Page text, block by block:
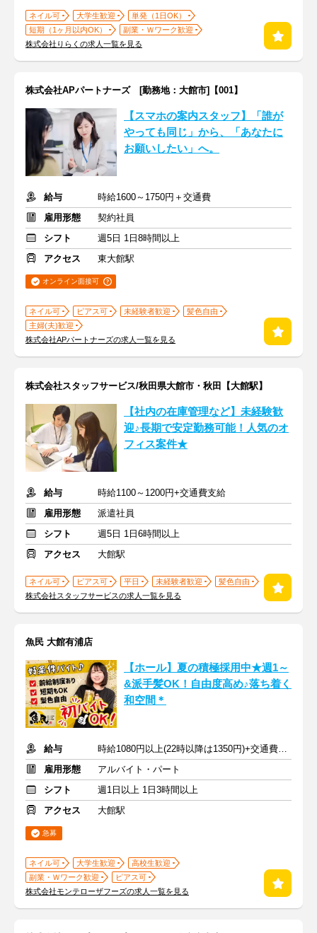
ネイル可 大学生歓迎
単発（1日OK）
短期（1ヶ月以内OK）
副業・Ｗワーク歓迎
株式会社りらくの求人一覧を見る
株式会社APパートナーズ [勤務地：大館市]【001】
【スマホの案内スタッフ】「誰が
やっても同じ」から、「あなたに
お願いしたい」へ。
給与
時給1600～1750円＋交通費
雇用形態
契約社員
シフト
週5日 1日8時間以上
アクセス
東大館駅
オンライン面接可
ネイル可 ピアス可 未経験者歓迎
髪色自由
主婦(夫)歓迎
株式会社APパートナーズの求人一覧を見る
株式会社スタッフサービス/秋田県大館市・秋田【大館駅】
【社内の在庫管理など】未経験歓
迎♪長期で安定勤務可能！人気のオ
フィス案件★
給与
時給1100～1200円+交通費支給
雇用形態
派遣社員
シフト
週5日 1日6時間以上
アクセス
大館駅
ネイル可 ピアス可 平日 未経験者歓迎
髪色自由
株式会社スタッフサービスの求人一覧を見る
魚民 大館有浦店
【ホール】夏の積極採用中★週1～
&派手髪OK！自由度高め♪落ち着く
和空間＊
給与
時給1080円以上(22時以降は1350円)+交通費規定内支給
雇用形態
アルバイト・パート
シフト
週1日以上 1日3時間以上
アクセス
大館駅
急募
ネイル可 大学生歓迎
高校生歓迎
副業・Ｗワーク歓迎
ピアス可
株式会社モンテローザフーズの求人一覧を見る